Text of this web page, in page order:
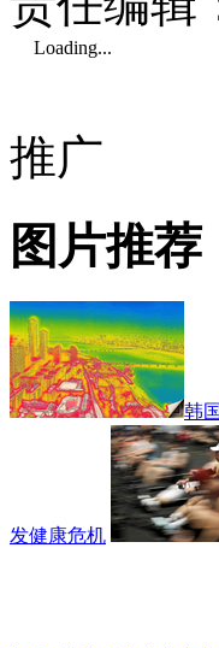
Loading...
推广
图片推荐
韩
发健康危机